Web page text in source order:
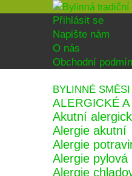
Přihlásit se
Napište nám
O nás
Obchodní
BYLINNÉ
ALERGICKÉ
Akutní
Alergie akutní
Alergie
Alergie pylová
Alergie